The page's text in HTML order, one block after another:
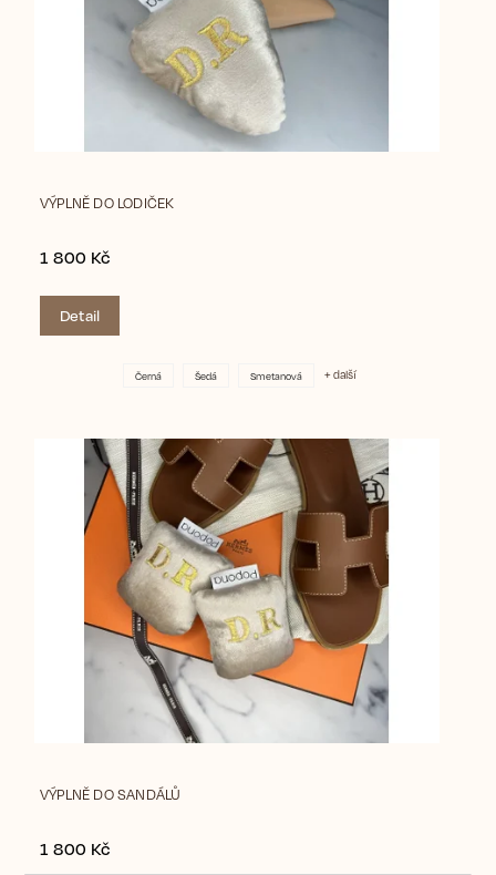
VÝPLNĚ DO LODIČEK
1 800 Kč
Detail
Černá Šedá Smetanová + další
VÝPLNĚ DO SANDÁLŮ
1 800 Kč